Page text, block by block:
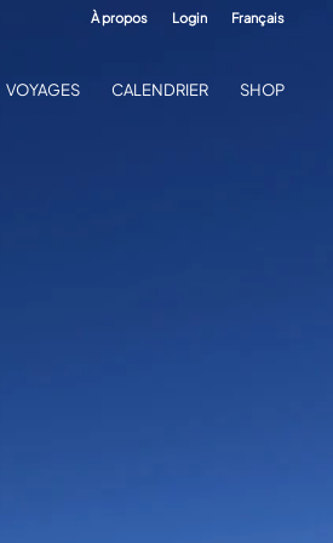
À propos Login Français
VOYAGES CALENDRIER SHOP